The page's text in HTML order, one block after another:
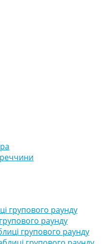
групового раунду
раунду
групового раунду